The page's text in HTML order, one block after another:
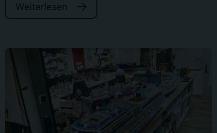
Weiterlesen